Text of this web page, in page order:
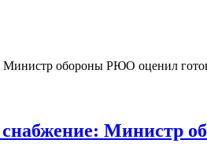
снабжение: Министр